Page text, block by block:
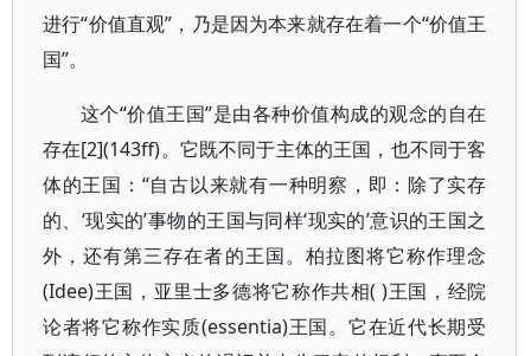
进行“价值直观”，乃是因为本来就存在着一个“价值王
国”。
这个“价值王国”是由各种价值构成的观念的自在
存在[2](143ff)。它既不同于主体的王国，也不同于客
体的王国：“自古以来就有一种明察，即：除了实存
的、‘现实的’事物的王国与同样‘现实的’意识的王国之
外，还有第三存在者的王国。柏拉图将它称作理念
(Idee)王国，亚里士多德将它称作共相( )王国，经院
论者将它称作实质(essentia)王国。它在近代长期受